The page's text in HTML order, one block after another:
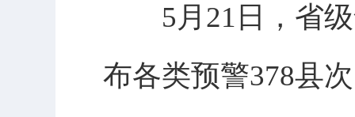
5月21日，省级
布各类预警378县